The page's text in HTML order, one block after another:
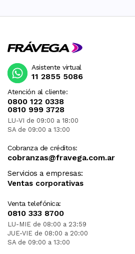
Atención al cliente:
0800 122 0338
0810 999 3728
LU-VI de 09:00 a 18:00
SA de 09:00 a 13:00
Cobranza de créditos:
cobranzas@fravega.com.ar
Servicios a empresas:
Ventas corporativas
Venta telefónica:
0810 333 8700
LU-MIE de 08:00 a 23:59
JUE-VIE de 08:00 a 20:00
SA de 09:00 a 13:00
Asistente virtual
11 2855 5086